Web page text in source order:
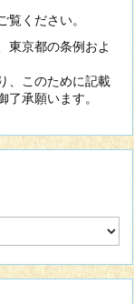
覧ください。
東京都の条例およ
、このために記載
承願います。